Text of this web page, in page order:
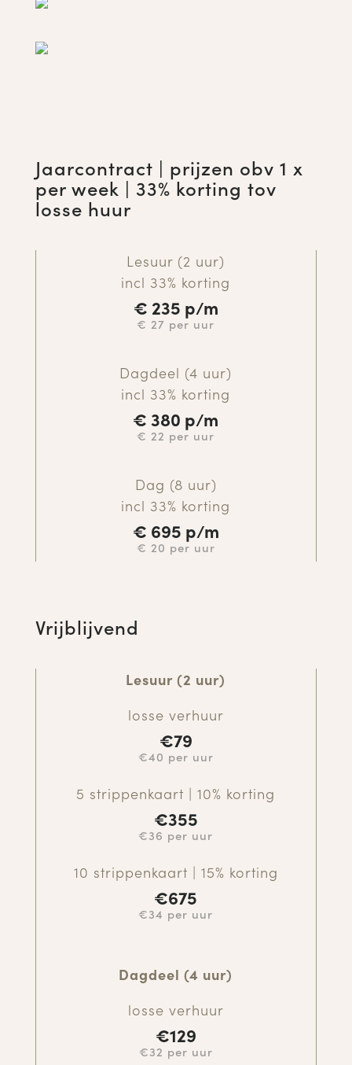
Jaarcontract | prijzen obv 1 x
per week | 33% korting tov
losse huur
Lesuur (2 uur)
incl 33% korting
€ 235 p/m
€ 27 per uur
Dagdeel (4 uur)
incl 33% korting
€380 p/m
€ 22 per uur
Dag (8 uur)
incl 33% korting
€ 695 p/m
€ 20 per uur
Vrijblijvend
Lesuur (2 uur)
losse verhuur
€79
€40 per uur
5 strippenkaart | 10% korting
€355
€36 per uur
10 strippenkaart | 15% korting
€675
€34 per uur
Dagdeel (4 uur)
losse verhuur
€129
€32 per uur